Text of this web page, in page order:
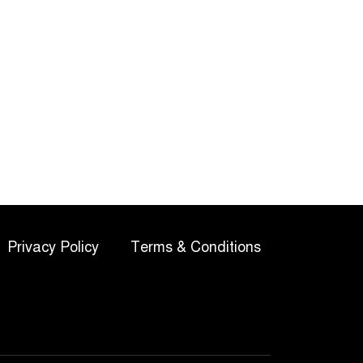
Privacy Policy Terms & Conditions